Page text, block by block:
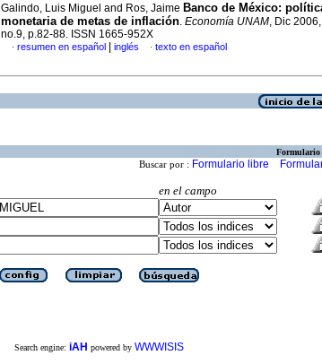
Galindo, Luis Miguel and Ros, Jaime Banco de México:
monetaria de metas de inflación. Economía UNAM, Dic
no.9, p.82-88. ISSN 1665-952X
· resumen en español inglés · texto en español
Formulario
Buscar por : Formulario libre
en el campo
Search engine: iAH powered by WWWISIS